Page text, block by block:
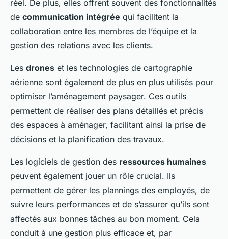
réel. De plus, elles offrent souvent des fonctionnalités
de communication intégrée qui facilitent la
collaboration entre les membres de l’équipe et la
gestion des relations avec les clients.
Les drones et les technologies de cartographie
aérienne sont également de plus en plus utilisés pour
optimiser l’aménagement paysager. Ces outils
permettent de réaliser des plans détaillés et précis
des espaces à aménager, facilitant ainsi la prise de
décisions et la planification des travaux.
Les logiciels de gestion des ressources humaines
peuvent également jouer un rôle crucial. Ils
permettent de gérer les plannings des employés, de
suivre leurs performances et de s’assurer qu’ils sont
affectés aux bonnes tâches au bon moment. Cela
conduit à une gestion plus efficace et, par